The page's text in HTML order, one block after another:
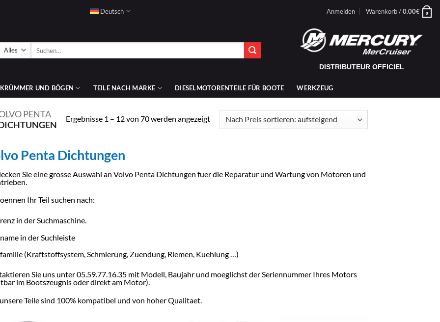
Deutsch Anmelden Warenkorb /0.00€ 0
DISTRIBUTEUR OFFICIEL
UND BÖGEN TEILE NACH MARKE DIESELMOTORENTEILE FÜR BOOTE WERKZEUG
PENTA
Ergebnisse 1 – 12 von 70 werden angezeigtNach
Penta Dichtungen
Sie eine grosse Auswahl an Volvo Penta Dichtungen fuer die Reparatur und Wartung von Motoren und
Ihr Teil suchen nach:
in der Suchmaschine.
in der Suchleiste
(Kraftstoffsystem, Schmierung, Zuendung, Riemen, Kuehlung …)
Sie uns unter 05.59.77.16.35 mit Modell, Baujahr und moeglichst der Seriennummer Ihres Motors
im Bootszeugnis oder direkt am Motor).
Teile sind 100% kompatibel und von hoher Qualitaet.